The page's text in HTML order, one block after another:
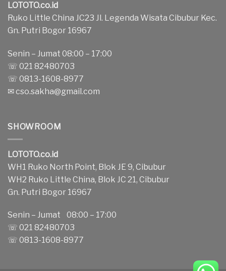
LOTOTO.co.id
Ruko Little China JC23 Jl. Legenda Wisata Cibubur Kec.
Gn. Putri Bogor 16967
Senin – Jumat 08:00 – 17:00
☏ 021 82480703
☏ 0813-1608-8977
✉cso.sakha@gmail.com
SHOWROOM
LOTOTO.co.id
WH1 Ruko North Point, Blok JE 9, Cibubur
WH2 Ruko Little China, Blok JC 21, Cibubur
Gn. Putri Bogor 16967
Senin – Jumat 08:00 – 17:00
☏ 021 82480703
☏ 0813-1608-8977